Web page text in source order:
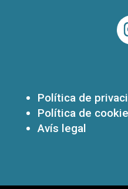
Política de
Política de
Avís legal